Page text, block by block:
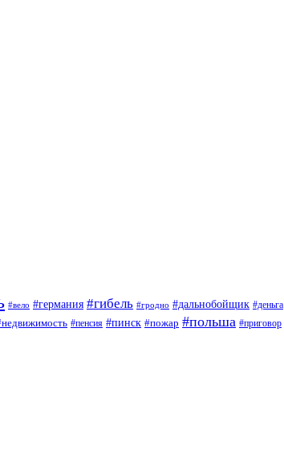
#вело #германия #гибель #гродно #дальнобойщик #деньга
#пенсия #пинск #пожар #польша #приговор